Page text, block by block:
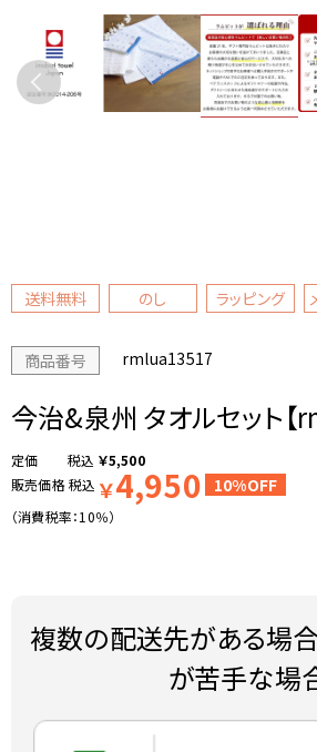
送料無料 のし ラッピング
商品番号 rmlua13517
今治&泉州 タオルセット【
税込 ￥5,500
販売価格税込 ￥4,950 10%OFF
（消費税率：10％）
複数の配送先がある場
が苦手な場